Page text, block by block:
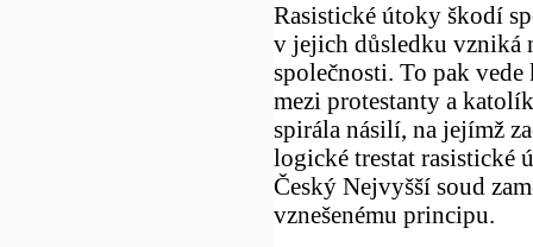
Rasistické útoky škodí
v jejich důsledku vzniká
společnosti. To pak
mezi protestanty a
spirála násilí, na jejímž
logické trestat rasistické
Český Nejvyšší soud
vznešenému principu.